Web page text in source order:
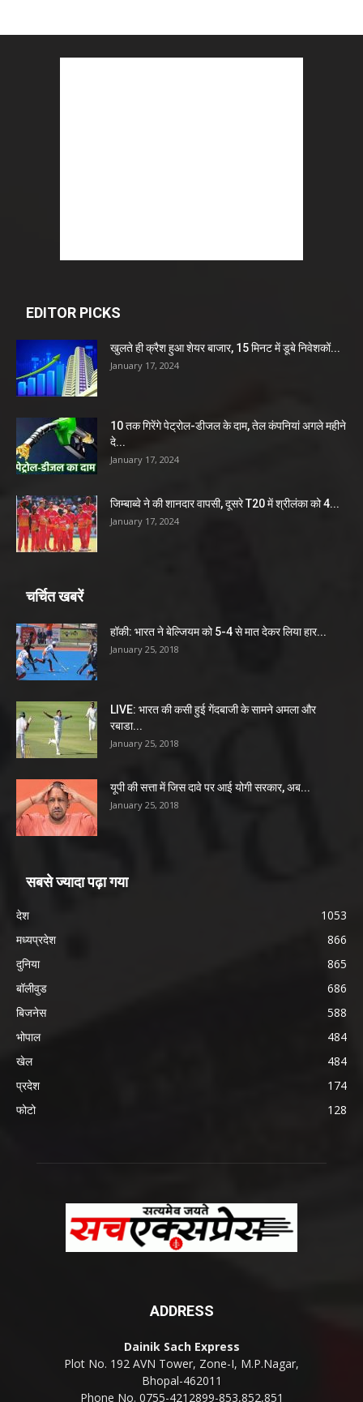
EDITOR PICKS
खुलते ही क्रैश हुआ शेयर बाजार, 15 मिनट में डूबे निवेशकों...
January 17, 2024
10 तक गिरेंगे पेट्रोल-डीजल के दाम, तेल कंपनियां अगले महीने
दे...
January 17, 2024
जिम्बाब्वे ने की शानदार वापसी, दूसरे T20 में श्रीलंका को 4...
January 17, 2024
चर्चित खबरें
हॉकी: भारत ने बेल्जियम को 5-4 से मात देकर लिया हार...
January 25, 2018
LIVE: भारत की कसी हुई गेंदबाजी के सामने अमला और
रबाडा...
January 25, 2018
यूपी की सत्ता में जिस दावे पर आई योगी सरकार, अब...
January 25, 2018
सबसे ज्यादा पढ़ा गया
देश
1053
मध्यप्रदेश
866
दुनिया
865
बॉलीवुड
686
बिजनेस
588
भोपाल
484
खेल
484
प्रदेश
174
फोटो
128
ADDRESS
Dainik Sach Express
Plot No. 192 AVN Tower, Zone-I, M.P.Nagar,
Bhopal-462011
Phone No. 0755-4212899-853,852,851